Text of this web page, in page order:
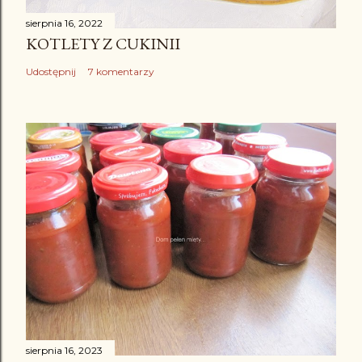
sierpnia 16, 2022
KOTLETY Z CUKINII
Udostępnij 7 komentarzy
sierpnia 16, 2023